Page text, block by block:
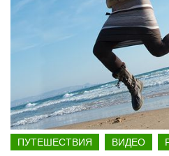
ПУТЕШЕСТВИЯ ВИДЕО